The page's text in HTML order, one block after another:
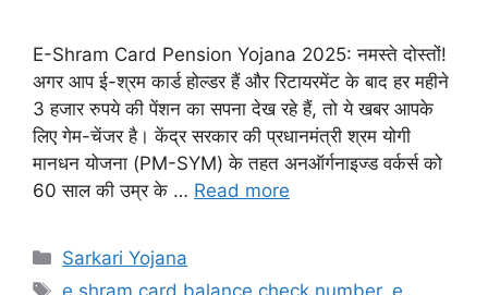
E-Shram Card Pension Yojana 2025: नमस्ते दोस्तों!
अगर आप ई-श्रम कार्ड होल्डर हैं और रिटायरमेंट के बाद हर महीने
3 हजार रुपये की पेंशन का सपना देख रहे हैं, तो ये खबर आपके
लिए गेम-चेंजर है। केंद्र सरकार की प्रधानमंत्री श्रम योगी
मानधन योजना (PM-SYM) के तहत अनऑर्गनाइज्ड वर्कर्स को
60 साल की उम्र के … Read more
Sarkari Yojana
e shram card balance check number, e